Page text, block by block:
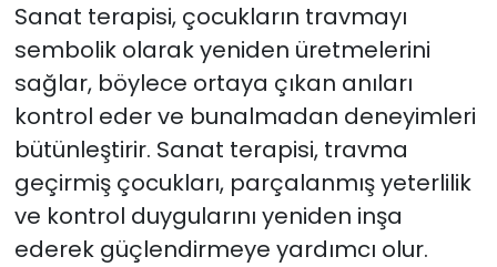
Sanat terapisi, çocukların travmayı
sembolik olarak yeniden üretmelerini
sağlar, böylece ortaya çıkan anıları
kontrol eder ve bunalmadan deneyimleri
bütünleştirir. Sanat terapisi, travma
geçirmiş çocukları, parçalanmış yeterlilik
ve kontrol duygularını yeniden inşa
ederek güçlendirmeye yardımcı olur.